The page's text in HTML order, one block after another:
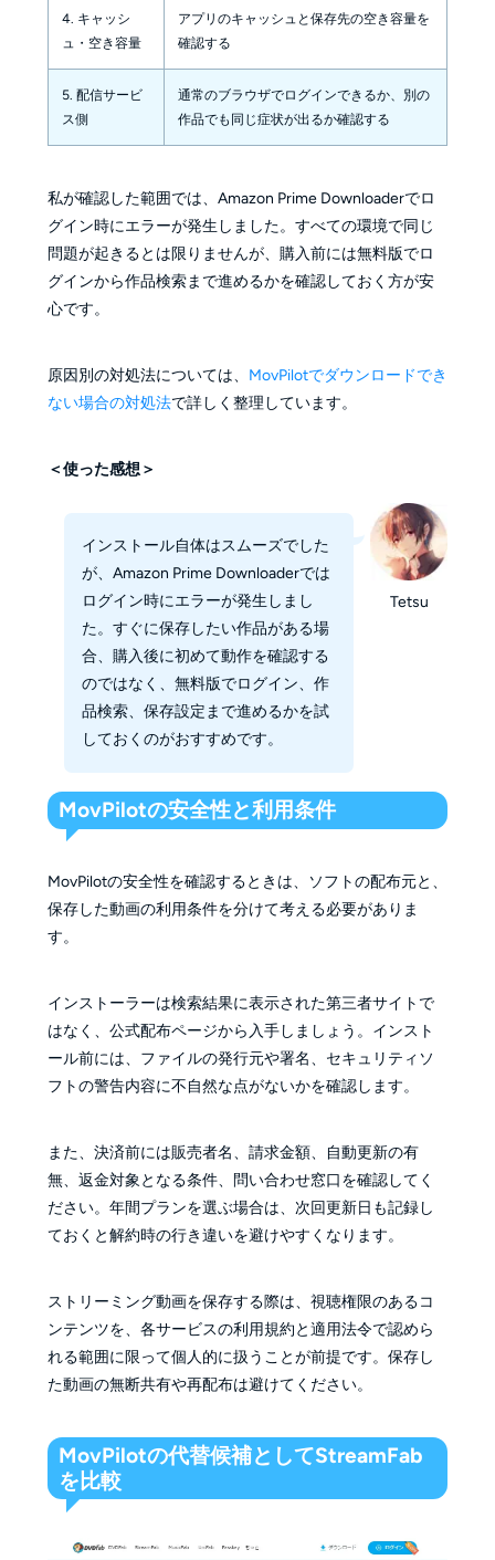
4. キャッシ
ュ・空き容量
アプリのキャッシュと保存先の空き容量を
確認する
5. 配信サービ
ス側
通常のブラウザでログインできるか、別の
作品でも同じ症状が出るか確認する
私が確認した範囲では、Amazon Prime Downloaderでロ
グイン時にエラーが発生しました。すべての環境で同じ
問題が起きるとは限りませんが、購入前には無料版でロ
グインから作品検索まで進めるかを確認しておく方が安
心です。
原因別の対処法については、 MovPilotでダウンロードでき
ない場合の対処法で詳しく整理しています。
＜使った感想＞
Tetsu
インストール自体はスムーズでした
が、Amazon Prime Downloaderでは
ログイン時にエラーが発生しまし
た。すぐに保存したい作品がある場
合、購入後に初めて動作を確認する
のではなく、無料版でログイン、作
品検索、保存設定まで進めるかを試
しておくのがおすすめです。
MovPilotの安全性と利用条件
MovPilotの安全性を確認するときは、ソフトの配布元と、
保存した動画の利用条件を分けて考える必要がありま
す。
インストーラーは検索結果に表示された第三者サイトで
はなく、公式配布ページから入手しましょう。インスト
ール前には、ファイルの発行元や署名、セキュリティソ
フトの警告内容に不自然な点がないかを確認します。
また、決済前には販売者名、請求金額、自動更新の有
無、返金対象となる条件、問い合わせ窓口を確認してく
ださい。年間プランを選ぶ場合は、次回更新日も記録し
ておくと解約時の行き違いを避けやすくなります。
ストリーミング動画を保存する際は、視聴権限のあるコ
ンテンツを、各サービスの利用規約と適用法令で認めら
れる範囲に限って個人的に扱うことが前提です。保存し
た動画の無断共有や再配布は避けてください。
MovPilotの代替候補としてStreamFab
を比較